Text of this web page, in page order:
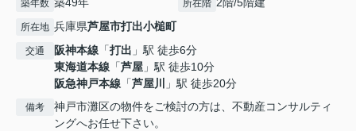
築年数 築49年 所在階 2階/5階建
所在地 兵庫県芦屋市打出小槌町
交通 阪神本線 「打出 」駅 徒歩6分
東海道本線 「芦屋 」駅 徒歩10分
阪急神戸本線 「芦屋川 」駅 徒歩20分
備考
神戸市灘区の物件をご検討の方は、不動産コンサルティ
ングへお任せ下さい。